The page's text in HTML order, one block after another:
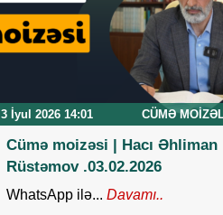
3 İyul 2026 14:01 CÜMƏ
Cümə moizəsi | Hacı Əhliman
Rüstəmov .03.02.2026
WhatsApp ilə... Davamı..